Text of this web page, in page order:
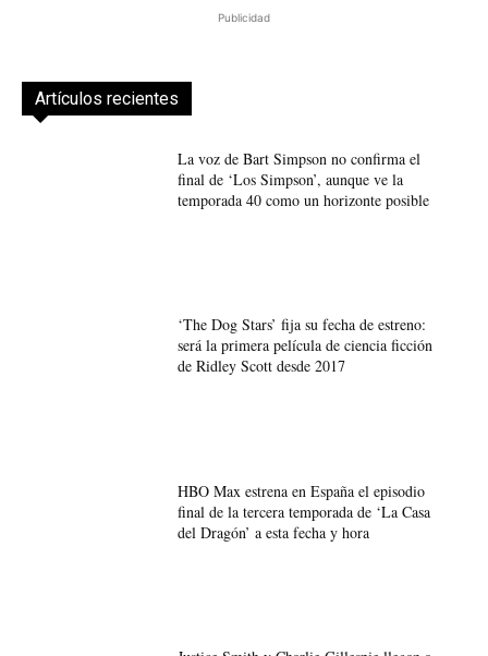
Publicidad
Artículos recientes
La voz de Bart Simpson no confirma el
final de ‘Los Simpson’, aunque ve la
temporada 40 como un horizonte posible
‘The Dog Stars’ fija su fecha de estreno:
será la primera película de ciencia ficción
de Ridley Scott desde 2017
HBO Max estrena en España el episodio
final de la tercera temporada de ‘La Casa
del Dragón’ a esta fecha y hora